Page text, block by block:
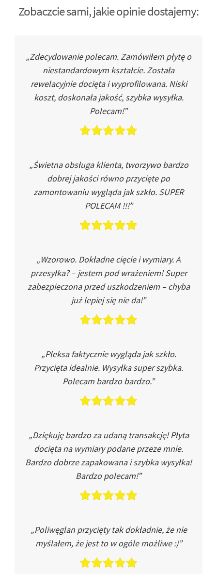
Zobaczcie sami, jakie opinie dostajemy:
„Zdecydowanie polecam. Zamówiłem płytę o
niestandardowym kształcie. Została
rewelacyjnie docięta i wyprofilowana. Niski
koszt, doskonała jakość, szybka wysyłka.
Polecam!”
„Świetna obsługa klienta, tworzywo bardzo
dobrej jakości równo przycięte po
zamontowaniu wygląda jak szkło. SUPER
POLECAM !!!”
„Wzorowo. Dokładne cięcie i wymiary. A
przesyłka? – jestem pod wrażeniem! Super
zabezpieczona przed uszkodzeniem – chyba
już lepiej się nie da!”
„Pleksa faktycznie wygląda jak szkło.
Przycięta idealnie. Wysyłka super szybka.
Polecam bardzo bardzo.”
„Dziękuję bardzo za udaną transakcję! Płyta
docięta na wymiary podane przeze mnie.
Bardzo dobrze zapakowana i szybka wysyłka!
Bardzo polecam!”
„Poliwęglan przycięty tak dokładnie, że nie
myślałem, że jest to w ogóle możliwe :)”